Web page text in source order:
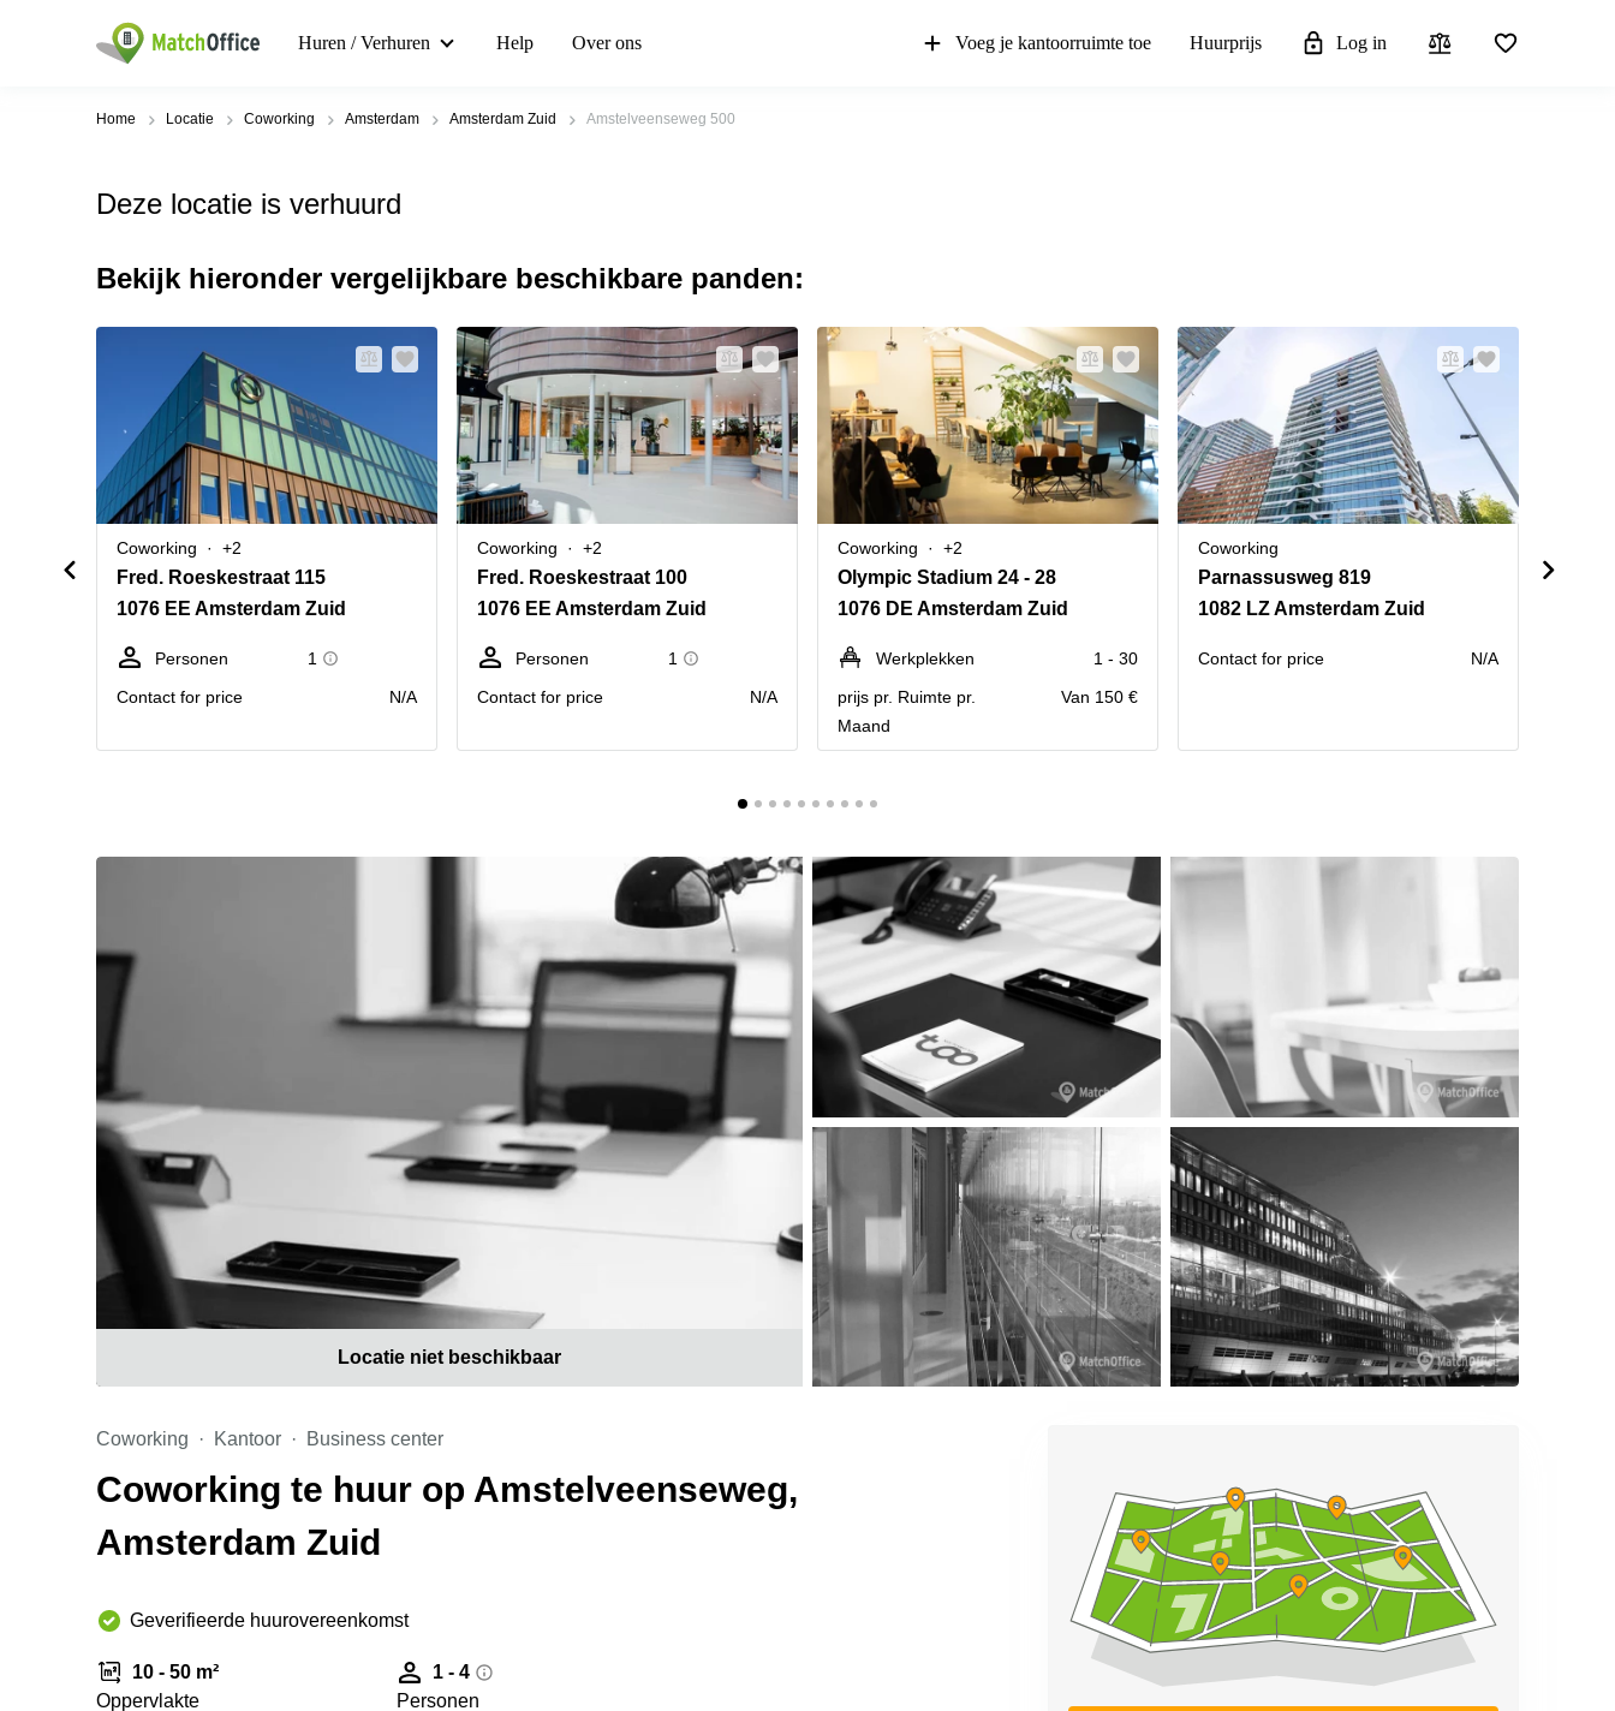
Huren / Verhuren Help Over ons Voeg je kantoorruimte toe Huurprijs Log in
Home Locatie Coworking Amsterdam Amsterdam Zuid Amstelveenseweg 500
Deze locatie is verhuurd
Bekijk hieronder vergelijkbare beschikbare panden:
Coworking +2
Fred. Roeskestraat 115
1076 EE Amsterdam Zuid
Personen
1
Contact for price
N/A
Coworking +2
Fred. Roeskestraat 100
1076 EE Amsterdam Zuid
Personen
1
Contact for price
N/A
Coworking +2
Olympic Stadium 24 - 28
1076 DE Amsterdam Zuid
Werkplekken
1 - 30
prijs pr. Ruimte pr.
Maand
Van 150 €
Coworking
Parnassusweg 819
1082 LZ Amsterdam Zuid
Contact for price N/A
Locatie niet beschikbaar
Coworking Kantoor Business center
Coworking te huur op Amstelveenseweg,
Amsterdam Zuid
Geverifieerde huurovereenkomst
10 - 50 m²
Oppervlakte
1 - 4
Personen